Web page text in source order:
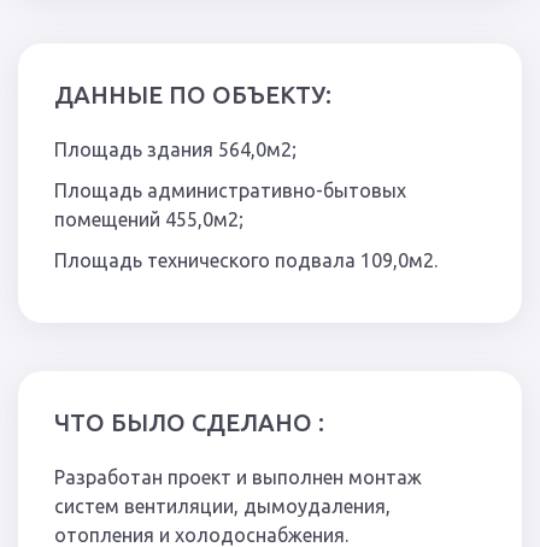
ДАННЫЕ ПО ОБЪЕКТУ:
Площадь здания 564,0м2;
Площадь административно-бытовых
помещений 455,0м2;
Площадь технического подвала 109,0м2.
ЧТО БЫЛО СДЕЛАНО :
Разработан проект и выполнен монтаж
систем вентиляции, дымоудаления,
отопления и холодоснабжения.